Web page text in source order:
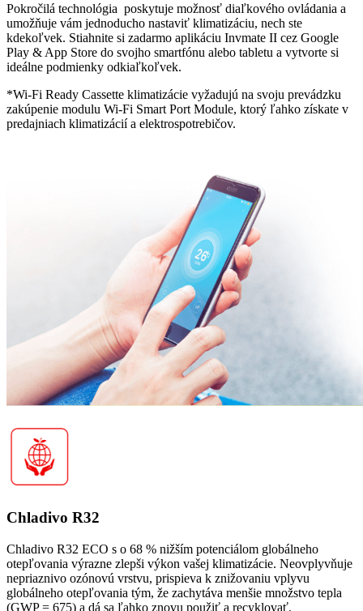
Pokročilá technológia poskytuje možnosť diaľkového ovládania a
umožňuje vám jednoducho nastaviť klimatizáciu, nech ste
kdekoľvek. Stiahnite si zadarmo aplikáciu Invmate II cez Google
Play & App Store do svojho smartfónu alebo tabletu a vytvorte si
ideálne podmienky odkiaľkoľvek.
*Wi-Fi Ready Cassette klimatizácie vyžadujú na svoju prevádzku
zakúpenie modulu Wi-Fi Smart Port Module, ktorý ľahko získate v
predajniach klimatizácií a elektrospotrebičov.
Chladivo R32
Chladivo R32 ECO s o 68 % nižším potenciálom globálneho
otepľovania výrazne zlepši výkon vašej klimatizácie. Neovplyvňuje
nepriaznivo ozónovú vrstvu, prispieva k znižovaniu vplyvu
globálneho otepľovania tým, že zachytáva menšie množstvo tepla
(GWP = 675) a dá sa ľahko znovu použiť a recyklovať.